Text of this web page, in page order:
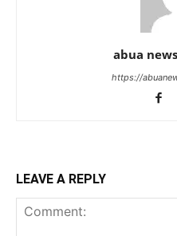
abua
https://
LEAVE A REPLY